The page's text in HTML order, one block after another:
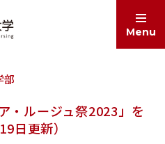
Menu
部
・ルージュ祭2023」を
日更新）